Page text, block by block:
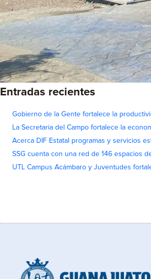
Entradas recientes
Gobierno de la Gente fortalece la
La Secretaria del Campo fortalece la
Acerca DIF Estatal programas y servicios
SSG cuenta con una red de 146 espacios
UTL Campus Acámbaro y Juventudes